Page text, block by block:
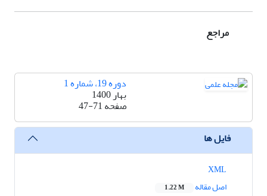
مراجع
دوره 19، شماره 1
بهار 1400
صفحه47-71
فایل ها
اصل مقاله
1.22 M